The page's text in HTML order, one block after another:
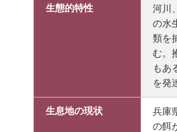
生態的特性
河川
の水
類を
む。
もあ
を発
生息地の現状
兵庫
の餌